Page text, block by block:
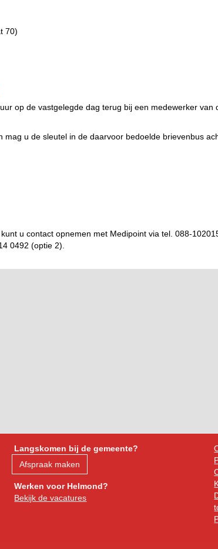
70)
op de vastgelegde dag terug bij een medewerker van
mag u de sleutel in de daarvoor bedoelde brievenbus
u contact opnemen met Medipoint via tel. 088-
0492 (optie 2).
Langskomen bij de gemeente?
Afspraak maken
Werken voor Helmond?
Bekijk de vacatures